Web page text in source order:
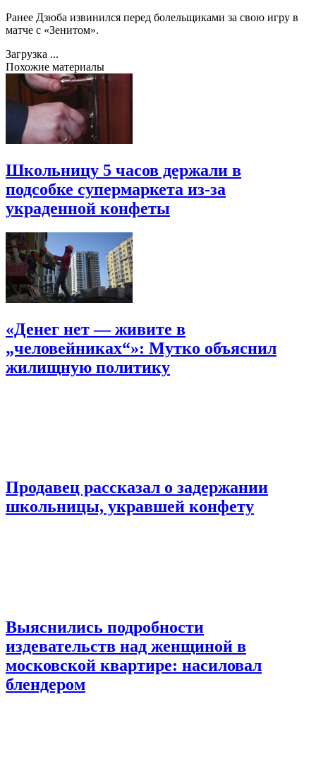
Ранее Дзюба извинился перед болельщиками за свою игру в
матче с «Зенитом».
Загрузка ...
Похожие материалы
Школьницу 5 часов держали в
подсобке супермаркета из-за
украденной конфеты
«Денег нет — живите в
„человейниках“»: Мутко объяснил
жилищную политику
Продавец рассказал о задержании
школьницы, укравшей конфету
Выяснились подробности
издевательств над женщиной в
московской квартире: насиловал
блендером